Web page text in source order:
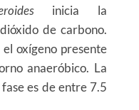
inicia la
de carbono.
oxígeno presente
anaeróbico. La
es de entre 7.5